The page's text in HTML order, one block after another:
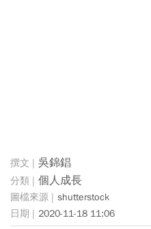
吳錦錩
個人成長
shutterstock
2020-11-18 11:06